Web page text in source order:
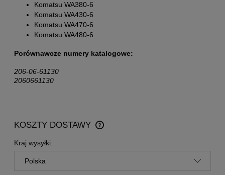
Komatsu WA380-6
Komatsu WA430-6
Komatsu WA470-6
Komatsu WA480-6
Porównawcze numery katalogowe:
206-06-61130
2060661130
KOSZTY DOSTAWY
CENA NIE ZAWIERA EWENTUALNYCH KOSZTÓW
PŁATNOŚCI
Kraj wysyłki: